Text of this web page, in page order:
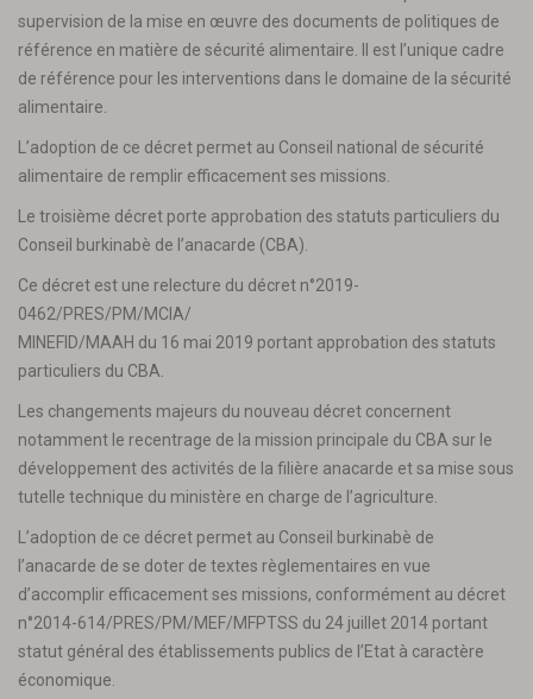
supervision de la mise en œuvre des documents de politiques de
référence en matière de sécurité alimentaire. Il est l’unique cadre
de référence pour les interventions dans le domaine de la sécurité
alimentaire.
L’adoption de ce décret permet au Conseil national de sécurité
alimentaire de remplir efficacement ses missions.
Le troisième décret porte approbation des statuts particuliers du
Conseil burkinabè de l’anacarde (CBA).
Ce décret est une relecture du décret n°2019-
0462/PRES/PM/MCIA/
MINEFID/MAAH du 16 mai 2019 portant approbation des statuts
particuliers du CBA.
Les changements majeurs du nouveau décret concernent
notamment le recentrage de la mission principale du CBA sur le
développement des activités de la filière anacarde et sa mise sous
tutelle technique du ministère en charge de l’agriculture.
L’adoption de ce décret permet au Conseil burkinabè de
l’anacarde de se doter de textes règlementaires en vue
d’accomplir efficacement ses missions, conformément au décret
n°2014-614/PRES/PM/MEF/MFPTSS du 24 juillet 2014 portant
statut général des établissements publics de l’Etat à caractère
économique.